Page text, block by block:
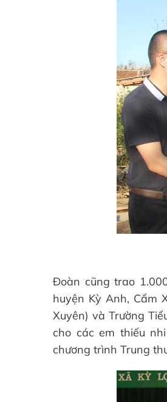
Đoàn cũng trao
huyện Kỳ Anh, Cẩm
Xuyên) và Trường
cho các em thiếu
chương trình Trung